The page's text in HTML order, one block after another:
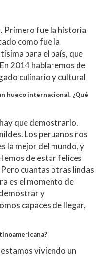
Primero fue la historia
como fue la
para el país, que
2014 hablaremos de
culinario y cultural
hueco internacional. ¿Qué
que demostrarlo.
Los peruanos nos
la mejor del mundo, y
de estar felices
cuantas otras lindas
es el momento de
y
capaces de llegar,
viviendo un